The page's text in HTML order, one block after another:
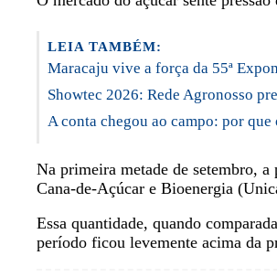
LEIA TAMBÉM:
Maracaju vive a força da 55ª
Showtec 2026: Rede Agronosso
A conta chegou ao campo: por
Na primeira metade de setembro,
Cana-de-Açúcar e Bioenergia
Essa quantidade, quando
período ficou levemente acima da